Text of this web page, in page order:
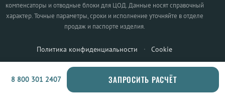
компенсаторы и отводные блоки для ЦОД. Данные носят справочный
характер. Точные параметры, сроки и исполнение уточняйте в отделе
продаж и паспорте изделия.
Политика конфиденциальности · Cookie
8 800 301 2407 ЗАПРОСИТЬ РАСЧЁТ